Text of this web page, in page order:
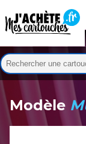
Rechercher :
Quand les
Modèle